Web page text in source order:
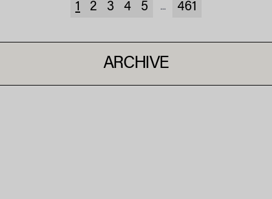
1 2 3 4 5 ... 461
ARCHIVE